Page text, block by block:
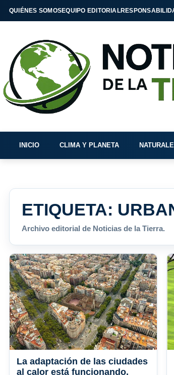
QUIÉNES SOMOSEQUIPO EDITORIAL
INICIO CLIMA Y PLANETA
ETIQUETA:
Archivo editorial de Noticias de la Tierra.
La adaptación de las ciudades
al calor está funcionando,